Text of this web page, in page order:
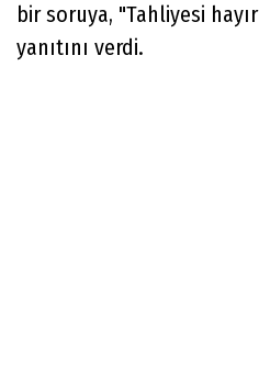
bir soruya, "Tahliyesi
yanıtını verdi.